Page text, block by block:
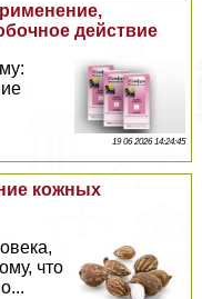
действие
19 06 2026 14:24:45
кожных
что